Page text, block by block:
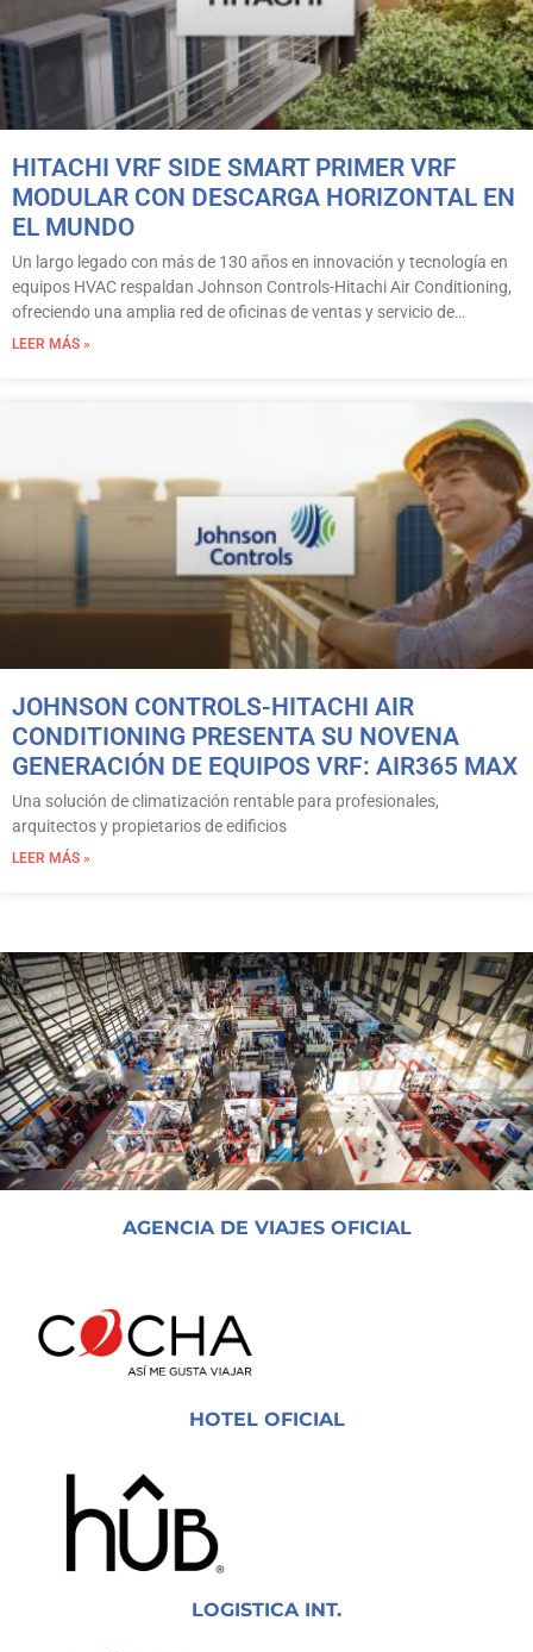
HITACHI VRF SIDE SMART PRIMER VRF
MODULAR CON DESCARGA HORIZONTAL EN
EL MUNDO
Un largo legado con más de 130 años en innovación y tecnología en
equipos HVAC respaldan Johnson Controls-Hitachi Air Conditioning,
ofreciendo una amplia red de oficinas de ventas y servicio de…
LEER MÁS »
JOHNSON CONTROLS-HITACHI AIR
CONDITIONING PRESENTA SU NOVENA
GENERACIÓN DE EQUIPOS VRF: AIR365 MAX
Una solución de climatización rentable para profesionales,
arquitectos y propietarios de edificios
LEER MÁS »
AGENCIA DE VIAJES OFICIAL
HOTEL OFICIAL
LOGISTICA INT.